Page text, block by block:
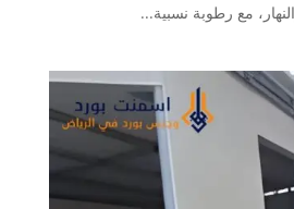
مع رطوبة نسبية...